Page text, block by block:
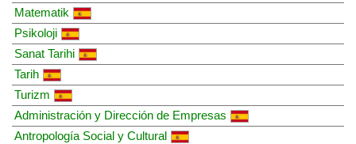
Matematik
Psikoloji
Sanat Tarihi
Tarih
Turizm
Administración y Dirección de Empresas
Antropología Social y Cultural